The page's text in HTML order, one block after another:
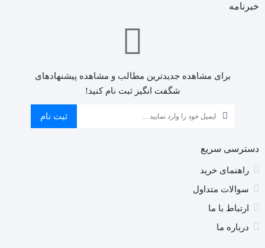
خبرنامه
برای مشاهده جدیدترین مطالب و مشاهده پیشنهادهای
شگفت انگیز ثبت نام کنید!
ثبت نام
دسترسی سریع
راهنمای خرید
سوالات متداول
ارتباط با ما
درباره ما